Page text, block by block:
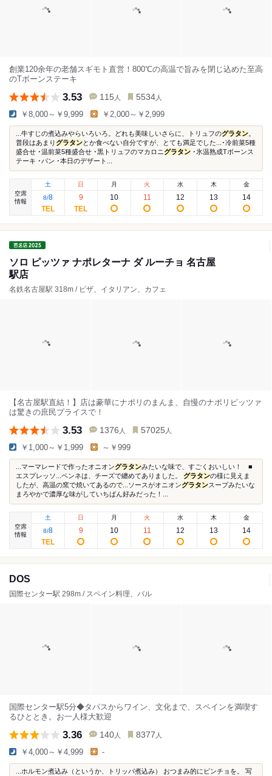
創業120余年の老舗スギモト直営！800℃の高温で旨みを閉じ込めた至高
のTボーンステーキ
3.53 115 人 5534 人
￥8,000～￥9,999 ￥2,000～￥2,999
...牛すじの煮込みやらいろいろ。どれも美味しいさらに、トリュフのグラタン
普段はあまり グラタンとか食べない自分ですが、とても満足でした...･冷前菜5種
盛合せ ･温前菜5種盛合せ ･黒トリュフのマカロニ グラタン ･氷温熟成Tボーンス
テーキ ･パン ･本日のデザート...
空席
情報
土
8/8
日
9
月
10
火
11
水
12
木
13
金
14
ソロ ピッツァ ナポレターナ ダ ルーチョ 名古屋
駅店
名鉄名古屋駅 318m / ピザ、イタリアン、カフェ
【名古屋駅直結！】店は豪華にナポリのまんま、自慢のナポリピッツァ
は驚きの庶民プライスで！
3.53 1376 人 57025 人
￥1,000～￥1,999 ～￥999
...マーマレードで作ったオニオングラタンみたいな味で、すごくおいしい！ ■
エスプレッソ...ペンネは、チーズで纏めてありました。 グラタンの様に見えま
したが、高温の窯で焼いてあるので...ソースがオニオングラタンスープみたいな
まろやかで濃厚な味がしていちばん好みだった！...
空席
情報
土
8/8
日
9
月
10
火
11
水
12
木
13
金
14
DOS
国際センター駅 298m / スペイン料理、バル
国際センター駅5分◆タパスからワイン、文化まで、スペインを満喫す
るひととき。お一人様大歓迎
3.36 140 人 8377 人
￥4,000～￥4,999 -
...ホルモン煮込み（というか、トリッパ煮込み） おつまみ的にピンチョを。 写